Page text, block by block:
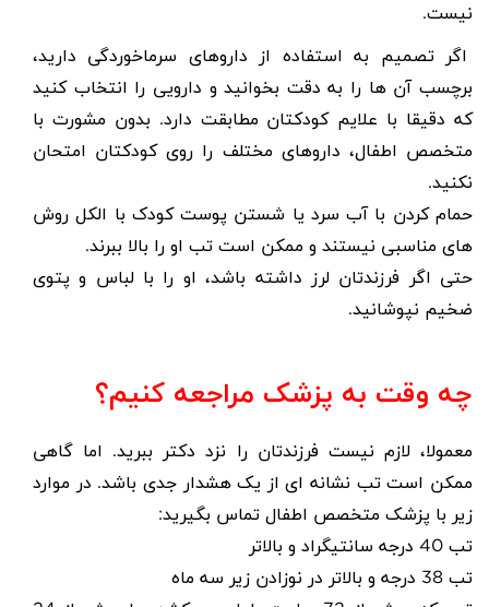
نیست.
اگر تصمیم به استفاده از داروهای سرماخوردگی دارید،
برچسب آن ها را به دقت بخوانید و دارویی را انتخاب کنید
که دقیقا با علایم کودکتان مطابقت دارد. بدون مشورت با
متخصص اطفال، داروهای مختلف را روی کودکتان امتحان
نکنید.
حمام کردن با آب سرد یا شستن پوست کودک با الکل روش
های مناسبی نیستند و ممکن است تب او را بالا ببرند.
حتی اگر فرزندتان لرز داشته باشد، او را با لباس و پتوی
ضخیم نپوشانید.
چه وقت به پزشک مراجعه کنیم؟
معمولا، لازم نیست فرزندتان را نزد دکتر ببرید. اما گاهی
ممکن است تب نشانه ای از یک هشدار جدی باشد. در موارد
زیر با پزشک متخصص اطفال تماس بگیرید:
تب 40 درجه سانتیگراد و بالاتر
تب 38 درجه و بالاتر در نوزادن زیر سه ماه